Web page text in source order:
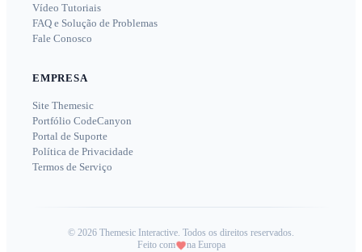
Vídeo Tutoriais
FAQ e Solução de Problemas
Fale Conosco
EMPRESA
Site Themesic
Portfólio CodeCanyon
Portal de Suporte
Política de Privacidade
Termos de Serviço
© 2026 Themesic Interactive. Todos os direitos reservados.
Feito com
na Europa